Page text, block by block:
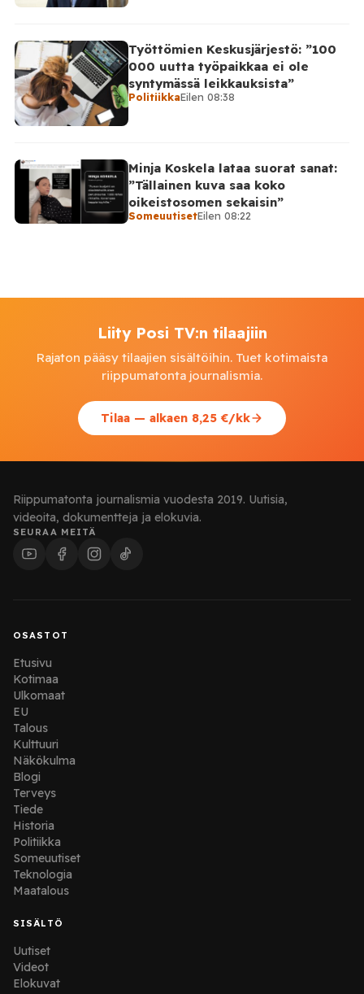
Työttömien Keskusjärjestö: ”100
000 uutta työpaikkaa ei ole
syntymässä leikkauksista”
PolitiikkaEilen 08:38
Minja Koskela lataa suorat sanat:
”Tällainen kuva saa koko
oikeistosomen sekaisin”
SomeuutisetEilen 08:22
Liity Posi TV:n tilaajiin
Rajaton pääsy tilaajien sisältöihin. Tuet kotimaista
riippumatonta journalismia.
Tilaa — alkaen 8,25 €/kk
Riippumatonta journalismia vuodesta 2019. Uutisia,
videoita, dokumentteja ja elokuvia.
SEURAA MEITÄ
OSASTOT
Etusivu
Kotimaa
Ulkomaat
EU
Talous
Kulttuuri
Näkökulma
Blogi
Terveys
Tiede
Historia
Politiikka
Someuutiset
Teknologia
Maatalous
SISÄLTÖ
Uutiset
Videot
Elokuvat